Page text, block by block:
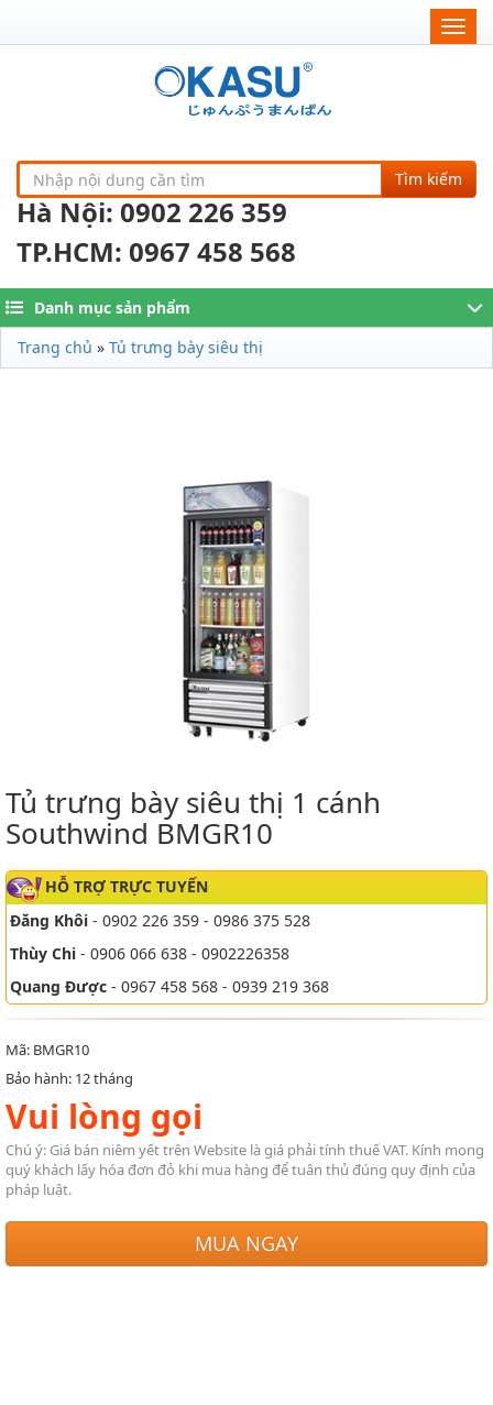
Tìm kiếm
Hà Nội: 0902 226 359
TP.HCM: 0967 458 568
Danh mục sản phẩm
Trang chủ » Tủ trưng bày siêu thị
Tủ trưng bày siêu thị 1 cánh
Southwind BMGR10
HỖ TRỢ TRỰC TUYẾN
Đăng Khôi - 0902 226 359 - 0986 375 528
Thùy Chi - 0906 066 638 - 0902226358
Quang Được - 0967 458 568 - 0939 219 368
Mã: BMGR10
Bảo hành: 12 tháng
Vui lòng gọi
Chú ý: Giá bán niêm yết trên Website là giá phải tính thuế VAT. Kính mong
quý khách lấy hóa đơn đỏ khi mua hàng để tuân thủ đúng quy định của
pháp luật.
MUA NGAY